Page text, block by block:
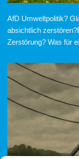
AfD Umweltpolitik?
absichtlich
Zerstörung? Was für